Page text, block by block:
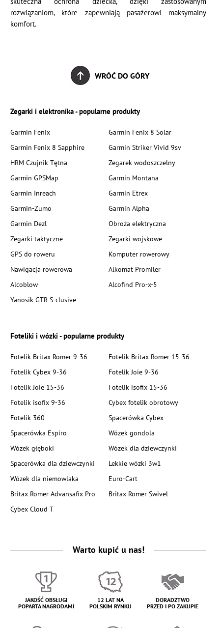
rozwiązaniom, które zapewniają pasażerowi maksymalny
komfort.
WRÓĆ DO GÓRY
Zegarki i elektronika - popularne produkty
Garmin Fenix
Garmin Fenix 8 Solar
Garmin Fenix 8 Sapphire
Garmin Striker Vivid 9sv
HRM Czujnik Tętna
Zegarek wodoszczelny
Garmin GPSMap
Garmin Montana
Garmin Inreach
Garmin Etrex
Garmin-Zumo
Garmin Alpha
Garmin Dezl
Obroża elektryczna
Zegarki taktyczne
Zegarki wojskowe
GPS do roweru
Komputer rowerowy
Nawigacja rowerowa
Alkomat Promiler
Alcoblow
Alcofind Pro-x-5
Yanosik GTR S-clusive
Foteliki i wózki - popularne produkty
Fotelik Britax Romer 9-36
Fotelik Britax Romer 15-36
Fotelik Cybex 9-36
Fotelik Joie 9-36
Fotelik Joie 15-36
Fotelik isofix 15-36
Fotelik isofix 9-36
Cybex fotelik obrotowy
Fotelik 360
Spacerówka Cybex
Spacerówka Espiro
Wózek gondola
Wózek głęboki
Wózek dla dziewczynki
Spacerówka dla dziewczynki
Lekkie wózki 3w1
Wózek dla niemowlaka
Euro-Cart
Britax Romer Advansafix Pro
Britax Romer Swivel
Cybex Cloud T
Warto kupić u nas!
JAKOŚĆ OBSŁUGI
POPARTA NAGRODAMI
12 LAT NA
POLSKIM RYNKU
DORADZTWO
PRZED I PO ZAKUPIE